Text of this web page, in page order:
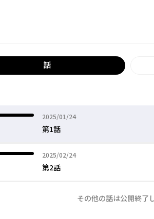
話
2025/01/24
2025年01月24日
第1話
2025/02/24
2025年02月24日
第2話
その他の話は公開終了